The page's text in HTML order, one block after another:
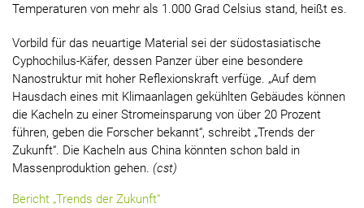
Temperaturen von mehr als 1.000 Grad Celsius stand, heißt es.
Vorbild für das neuartige Material sei der südostasiatische
Cyphochilus-Käfer, dessen Panzer über eine besondere
Nanostruktur mit hoher Reflexionskraft verfüge. „Auf dem
Hausdach eines mit Klimaanlagen gekühlten Gebäudes können
die Kacheln zu einer Stromeinsparung von über 20 Prozent
führen, geben die Forscher bekannt“, schreibt „Trends der
Zukunft“. Die Kacheln aus China könnten schon bald in
Massenproduktion gehen. (cst)
Bericht „Trends der Zukunft“